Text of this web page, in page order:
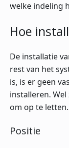
welke indeling
Hoe
De installatie
rest van het
is, is er geen
installeren.
om op te letten.
Positie